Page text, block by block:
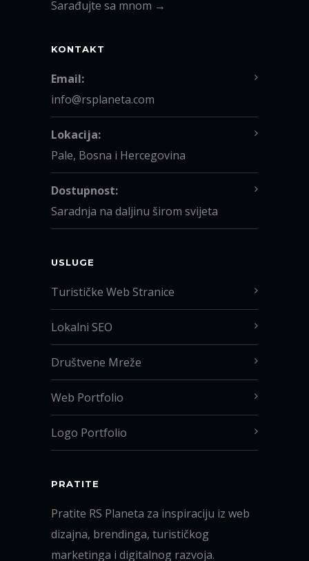
Sarađujte sa mnom →
KONTAKT
Email:
info@rsplaneta.com
Lokacija:
Pale, Bosna i Hercegovina
Dostupnost:
Saradnja na daljinu širom svijeta
USLUGE
Turističke Web Stranice
Lokalni SEO
Društvene Mreže
Web Portfolio
Logo Portfolio
PRATITE
Pratite RS Planeta za inspiraciju iz web
dizajna, brendinga, turističkog
marketinga i digitalnog razvoja.